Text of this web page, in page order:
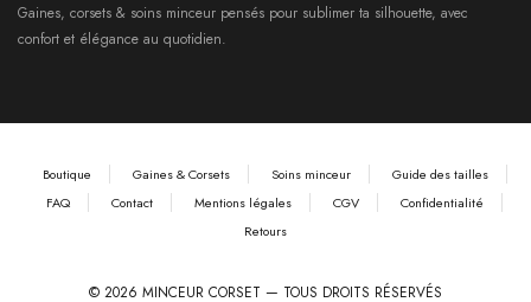
Gaines, corsets & soins minceur pensés pour sublimer ta silhouette, avec
confort et élégance au quotidien.
Boutique Gaines & Corsets Soins minceur
Guide des tailles
FAQ
Contact Mentions légales CGV
Confidentialité
Retours
© 2026 MINCEUR CORSET — TOUS DROITS RÉSERVÉS